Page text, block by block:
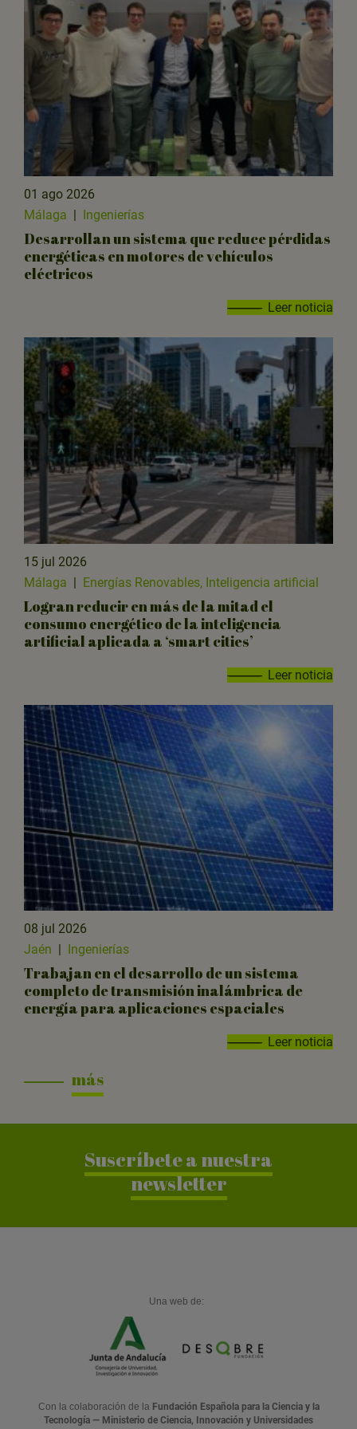
01 ago 2026
Málaga | Ingenierías
Desarrollan un sistema que reduce pérdidas
energéticas en motores de vehículos
eléctricos
Leer noticia
15 jul 2026
Málaga | Energías Renovables, Inteligencia artificial
Logran reducir en más de la mitad el
consumo energético de la inteligencia
artificial aplicada a ‘smart cities’
Leer noticia
08 jul 2026
Jaén
Ingenierías
Trabajan en el desarrollo de un sistema
completo de transmisión inalámbrica de
energía para aplicaciones espaciales
Leer noticia
más
Suscríbete a nuestra
newsletter
Una web de:
Con la colaboración de la Fundación Española para la Ciencia y la
Tecnología — Ministerio de Ciencia, Innovación y Universidades